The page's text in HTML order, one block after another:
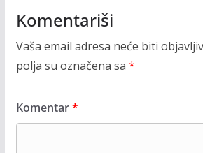
Komentariši
Vaša email adresa neće biti
polja su označena sa *
Komentar*